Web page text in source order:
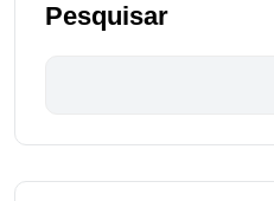
Pesquisar